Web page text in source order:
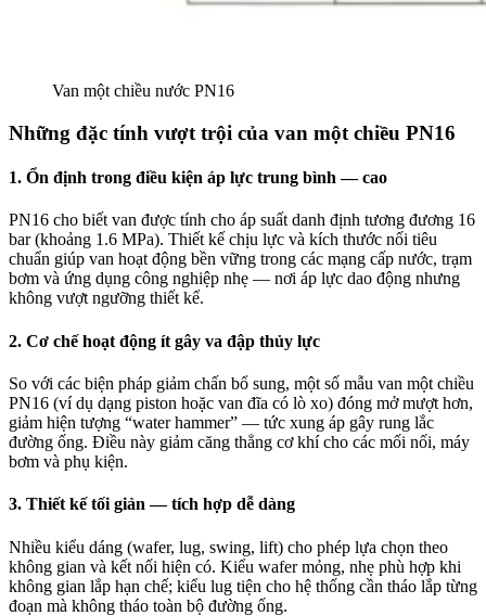
Van một chiều nước PN16
Những đặc tính vượt trội của van một chiều PN16
1. Ổn định trong điều kiện áp lực trung bình — cao
PN16 cho biết van được tính cho áp suất danh định tương đương 16
bar (khoảng 1.6 MPa). Thiết kế chịu lực và kích thước nối tiêu
chuẩn giúp van hoạt động bền vững trong các mạng cấp nước, trạm
bơm và ứng dụng công nghiệp nhẹ — nơi áp lực dao động nhưng
không vượt ngưỡng thiết kế.
2. Cơ chế hoạt động ít gây va đập thủy lực
So với các biện pháp giảm chấn bổ sung, một số mẫu van một chiều
PN16 (ví dụ dạng piston hoặc van đĩa có lò xo) đóng mở mượt hơn,
giảm hiện tượng “water hammer” — tức xung áp gây rung lắc
đường ống. Điều này giảm căng thẳng cơ khí cho các mối nối, máy
bơm và phụ kiện.
3. Thiết kế tối giản — tích hợp dễ dàng
Nhiều kiểu dáng (wafer, lug, swing, lift) cho phép lựa chọn theo
không gian và kết nối hiện có. Kiểu wafer mỏng, nhẹ phù hợp khi
không gian lắp hạn chế; kiểu lug tiện cho hệ thống cần tháo lắp từng
đoạn mà không tháo toàn bộ đường ống.